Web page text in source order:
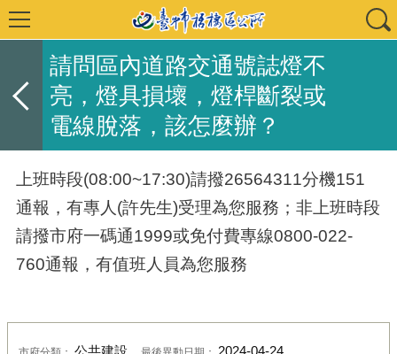
請問區內道路交通號誌燈不
亮，燈具損壞，燈桿斷裂或
電線脫落，該怎麼辦？
上班時段(08:00~17:30)請撥26564311分機151
通報，有專人(許先生)受理為您服務；非上班時段
請撥市府一碼通1999或免付費專線0800-022-
760通報，有值班人員為您服務
市府分類： 公共建設 最後異動日期： 2024-04-24